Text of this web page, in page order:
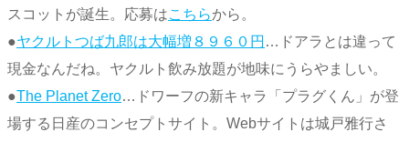
スコットが誕生。応募はこちらから。
●ヤクルトつば九郎は大幅増８９６０円 …ドアラとは違って
現金なんだね。ヤクルト飲み放題が地味にうらやましい。
●The Planet Zero…ドワーフの新キャラ「プラグくん」が登
場する日産のコンセプトサイト。Webサイトは城戸雅行さ